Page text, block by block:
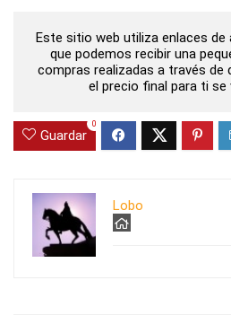
Este sitio web utiliza enlaces
que podemos recibir una
compras realizadas a través de
el precio final para ti se
Guardar
0
Lobo